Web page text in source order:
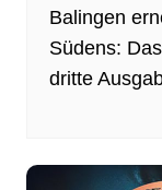
Balingen
Südens:
dritte